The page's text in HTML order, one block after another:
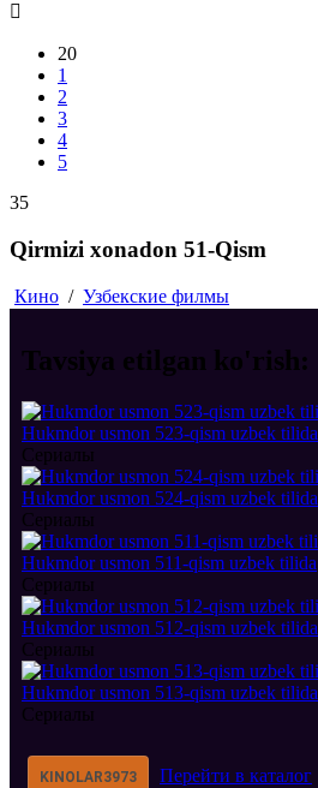
20
1
2
3
4
5
35
Qirmizi xonadon 51-Qism
Кино / Узбекские филмы
Tavsiya etilgan ko'rish:
Hukmdor usmon 523-qism uzbek tilida
Сериалы
Hukmdor usmon 524-qism uzbek tilida
Сериалы
Hukmdor usmon 511-qism uzbek tilida
Сериалы
Hukmdor usmon 512-qism uzbek tilida
Сериалы
Hukmdor usmon 513-qism uzbek tilida
Сериалы
KINOLAR3973
Перейти в каталог